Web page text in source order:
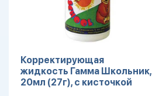
Корректирующая
жидкость Гамма Школьник,
20мл (27г), с кисточкой